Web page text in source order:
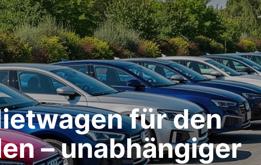
für den
– unabhängiger